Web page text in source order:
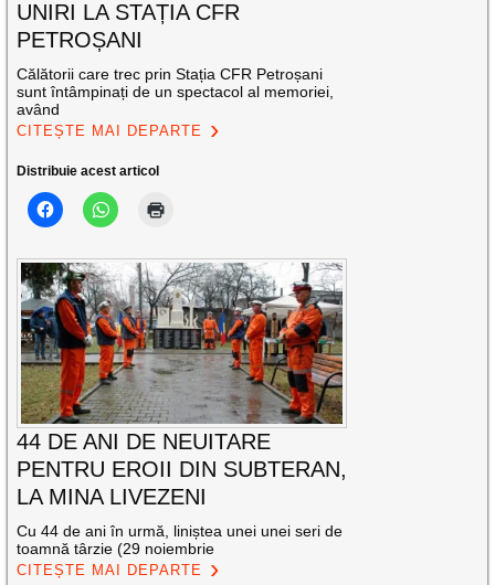
UNIRI LA STAȚIA CFR
PETROȘANI
Călătorii care trec prin Stația CFR Petroșani
sunt întâmpinați de un spectacol al memoriei,
având
CITEȘTE MAI DEPARTE
Distribuie acest articol
44 DE ANI DE NEUITARE
PENTRU EROII DIN SUBTERAN,
LA MINA LIVEZENI
Cu 44 de ani în urmă, liniștea unei unei seri de
toamnă târzie (29 noiembrie
CITEȘTE MAI DEPARTE